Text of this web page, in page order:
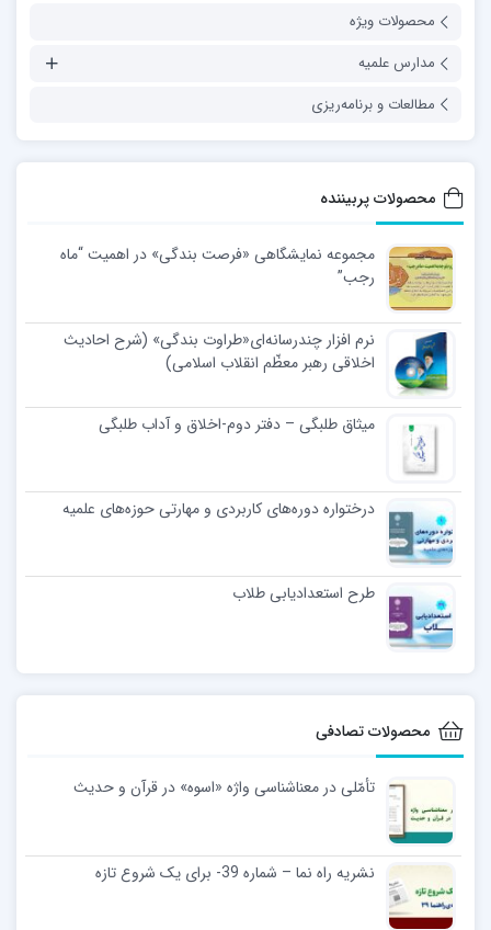
محصولات ویژه
مدارس علمیه
مطالعات و برنامه‌ریزی
محصولات پربیننده
مجموعه نمایشگاهی «فرصت بندگی» در اهمیت “ماه
رجب”
نرم افزار چندرسانه‌ای«طراوت بندگی» (شرح احادیث
اخلاقی رهبر معظّم انقلاب اسلامی)
میثاق طلبگی – دفتر دوم-اخلاق و آداب طلبگی
درختواره دوره‌های کاربردی و مهارتی حوزه‌های علمیه
طرح استعدادیابی طلاب
محصولات تصادفی
تأمّلی در معناشناسی واژه «اسوه» در قرآن و حدیث
نشریه راه نما – شماره 39- برای یک شروع تازه